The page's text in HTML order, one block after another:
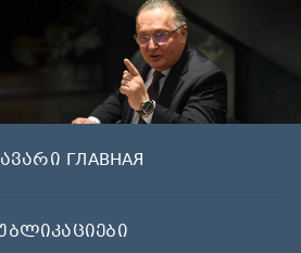
ГЛАВНАЯ